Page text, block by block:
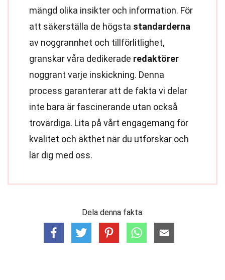
mängd olika insikter och information. För
att säkerställa de högsta standarderna
av noggrannhet och tillförlitlighet,
granskar våra dedikerade redaktörer
noggrant varje inskickning. Denna
process garanterar att de fakta vi delar
inte bara är fascinerande utan också
trovärdiga. Lita på vårt engagemang för
kvalitet och äkthet när du utforskar och
lär dig med oss.
Dela denna fakta: